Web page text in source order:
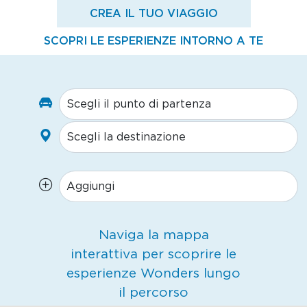
CREA IL TUO VIAGGIO
SCOPRI LE ESPERIENZE INTORNO A TE
Naviga la mappa
interattiva per scoprire le
esperienze Wonders lungo
il percorso